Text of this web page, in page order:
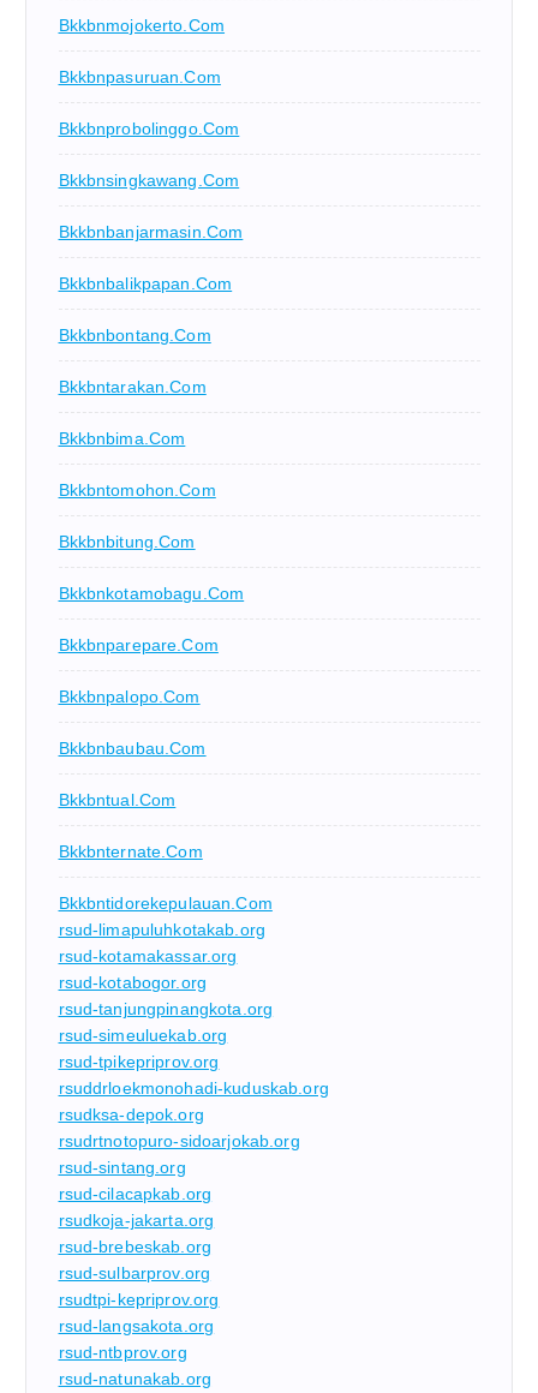
Bkkbnmojokerto.com
Bkkbnpasuruan.com
Bkkbnprobolinggo.com
Bkkbnsingkawang.com
Bkkbnbanjarmasin.com
Bkkbnbalikpapan.com
Bkkbnbontang.com
Bkkbntarakan.com
Bkkbnbima.com
Bkkbntomohon.com
Bkkbnbitung.com
Bkkbnkotamobagu.com
Bkkbnparepare.com
Bkkbnpalopo.com
Bkkbnbaubau.com
Bkkbntual.com
Bkkbnternate.com
Bkkbntidorekepulauan.com
rsud-limapuluhkotakab.org
rsud-kotamakassar.org
rsud-kotabogor.org
rsud-tanjungpinangkota.org
rsud-simeuluekab.org
rsud-tpikepriprov.org
rsuddrloekmonohadi-kuduskab.org
rsudksa-depok.org
rsudrtnotopuro-sidoarjokab.org
rsud-sintang.org
rsud-cilacapkab.org
rsudkoja-jakarta.org
rsud-brebeskab.org
rsud-sulbarprov.org
rsudtpi-kepriprov.org
rsud-langsakota.org
rsud-ntbprov.org
rsud-natunakab.org